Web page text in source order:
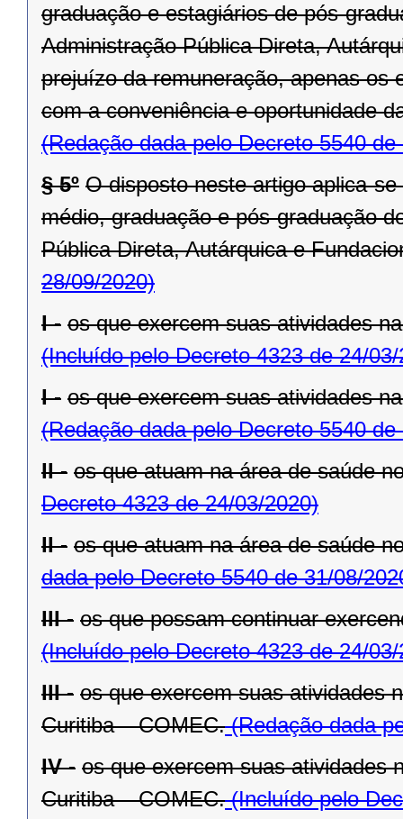
graduação e estagiários de pós-
Administração Pública Direta,
prejuízo da remuneração, apenas os
com a conveniência e oportunidade
(Redação dada pelo Decreto 5540 de
§ 5º O disposto neste artigo aplica-
médio, graduação e pós-graduação
Pública Direta, Autárquica e
28/09/2020)
I - os que exercem suas atividades
(Incluído pelo Decreto 4323 de 24/
I - os que exercem suas atividades
(Redação dada pelo Decreto 5540 de
II - os que atuam na área de saúde
Decreto 4323 de 24/03/2020)
II - os que atuam na área de saúde
dada pelo Decreto 5540 de 31/08/
III - os que possam continuar
(Incluído pelo Decreto 4323 de 24/
III - os que exercem suas atividades
Curitiba – COMEC.(Redação dada
IV - os que exercem suas atividades
Curitiba – COMEC.(Incluído pelo